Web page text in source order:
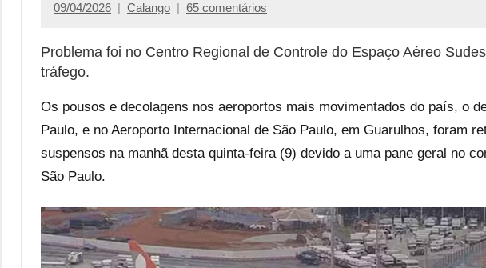
09/04/2026 Calango 65 comentários
Problema foi no Centro Regional de Controle do Espaço Aéreo
tráfego.
Os pousos e decolagens nos aeroportos mais movimentados do país, o
Paulo, e no Aeroporto Internacional de São Paulo, em Guarulhos, foram
suspensos na manhã desta quinta-feira (9) devido a uma pane geral no
São Paulo.